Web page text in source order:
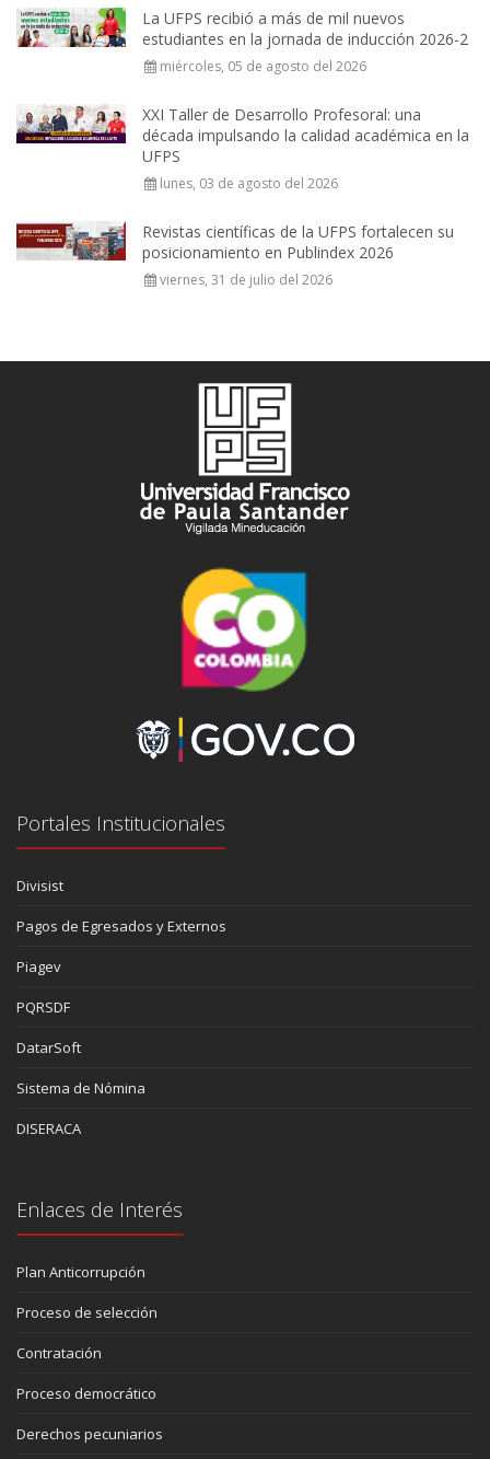
La UFPS recibió a más de mil nuevos
estudiantes en la jornada de inducción 2026-2
miércoles, 05 de agosto del 2026
XXI Taller de Desarrollo Profesoral: una
década impulsando la calidad académica en la
UFPS
lunes, 03 de agosto del 2026
Revistas científicas de la UFPS fortalecen su
posicionamiento en Publindex 2026
viernes, 31 de julio del 2026
Portales Institucionales
Divisist
Pagos de Egresados y Externos
Piagev
PQRSDF
DatarSoft
Sistema de Nómina
DISERACA
Enlaces de Interés
Plan Anticorrupción
Proceso de selección
Contratación
Proceso democrático
Derechos pecuniarios